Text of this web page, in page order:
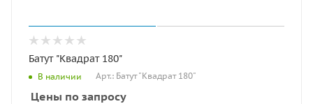
Батут "Квадрат 180"
В наличии Арт.: Батут "Квадрат 180"
Цены по запросу